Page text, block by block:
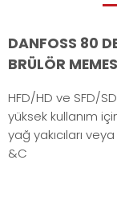
DANFOSS 80
BRÜLÖR
HFD/HD ve SFD/
yüksek kullanım
yağ yakıcıları veya
&C